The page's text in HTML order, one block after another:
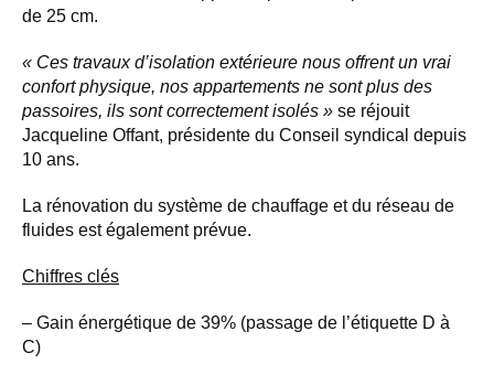
de 25 cm.
« Ces travaux d’isolation extérieure nous offrent un vrai
confort physique, nos appartements ne sont plus des
passoires, ils sont correctement isolés » se réjouit
Jacqueline Offant, présidente du Conseil syndical depuis
10 ans.
La rénovation du système de chauffage et du réseau de
fluides est également prévue.
Chiffres clés
– Gain énergétique de 39% (passage de l’étiquette D à
C)